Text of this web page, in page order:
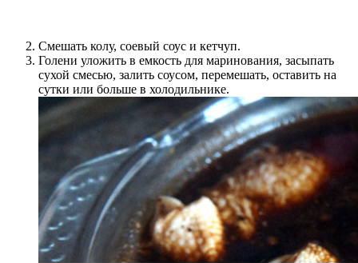
Смешать колу, соевый соус и кетчуп.
Голени уложить в емкость для маринования, засыпать
сухой смесью, залить соусом, перемешать, оставить на
сутки или больше в холодильнике.